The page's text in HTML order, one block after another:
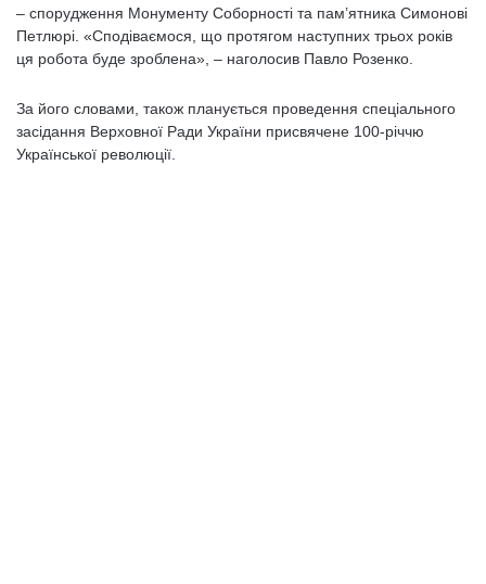
– спорудження Монументу Соборності та пам’ятника Симонові
Петлюрі. «Сподіваємося, що протягом наступних трьох років
ця робота буде зроблена», – наголосив Павло Розенко.
За його словами, також планується проведення спеціального
засідання Верховної Ради України присвячене 100-річчю
Української революції.